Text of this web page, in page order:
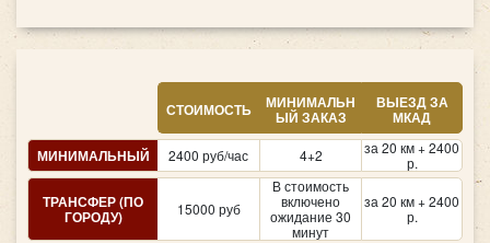
СТОИМОСТЬ МИНИМАЛЬН
ЫЙ ЗАКАЗ
ВЫЕЗД ЗА
МКАД
МИНИМАЛЬНЫЙ
2400 руб/час 4+2
за 20 км + 2400
р.
ТРАНСФЕР (ПО
ГОРОДУ) 15000 руб
В стоимость
включено
ожидание 30
минут
за 20 км + 2400
р.